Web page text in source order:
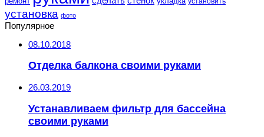
установка фото
Популярное
08.10.2018
Отделка балкона своими руками
26.03.2019
Устанавливаем фильтр для бассейна
своими руками